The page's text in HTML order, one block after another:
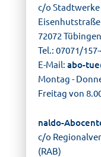
c/o Stadtwerke
72072 Tübingen
Tel.: 07071/
E-Mail: abo-
Montag -
Freitag von
naldo-
c/o
(RAB)